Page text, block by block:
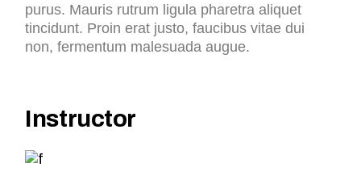
purus. Mauris rutrum ligula pharetra aliquet
tincidunt. Proin erat justo, faucibus vitae dui
non, fermentum malesuada augue.
Instructor